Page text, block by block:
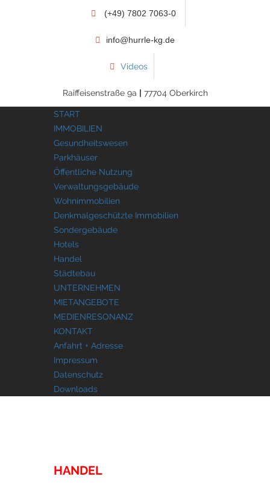
(+49) 7802 7063-0
info@hurrle-kg.de
Videos
Raiffeisenstraße 9a | 77704 Oberkirch
START
IMMOBILIEN
Gesundheitswesen
Parkhäuser
Öffentliche Nutzung
Verwaltungsgebäude
Wohnimmobilien
Denkmalgeschützte Immobilien
Sondergebäude
Hotels
Handel
Städtebau
UNTERNEHMEN
MIETANGEBOTE
MEDIENRESONANZ
KONTAKT
Anfahrt + Adresse
Impressum
Datenschutz
Downloads
HANDEL